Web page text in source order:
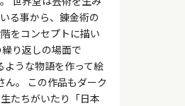
る事から、錬金術の
をコンセプトに描い
り返しの場面で
うな物語を作って絵
ん。 この作品もダーク
たちがいたり「日本